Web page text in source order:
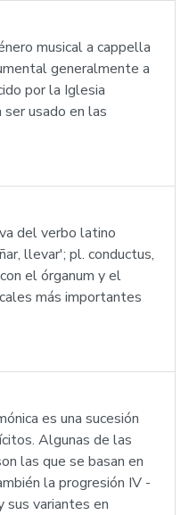
musical a cappella
generalmente a
por la Iglesia
usado en las
del verbo latino
llevar'; pl. conductus,
el órganum y el
más importantes
es una sucesión
Algunas de las
las que se basan en
la progresión IV -
sus variantes en